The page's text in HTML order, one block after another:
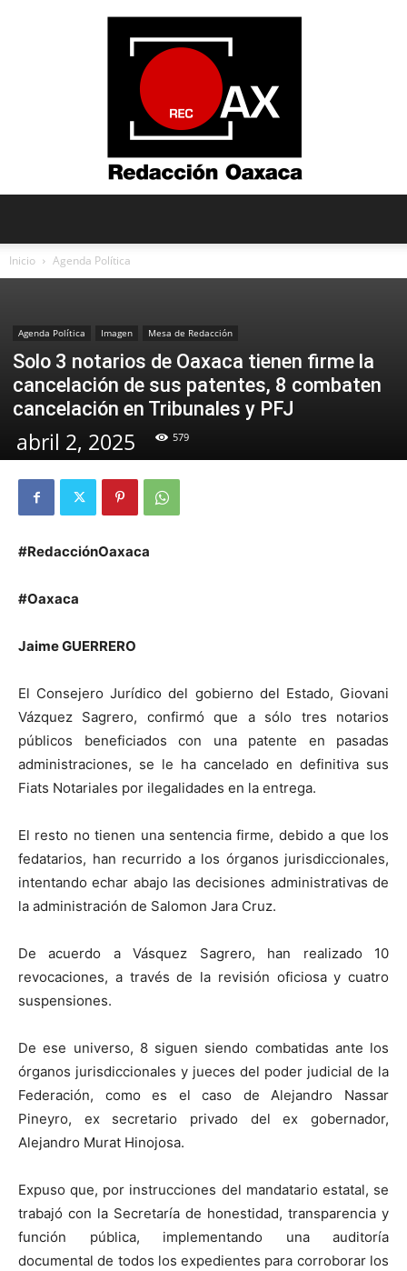
Inicio Agenda Política
Agenda Política Imagen Mesa de Redacción
Solo 3 notarios de Oaxaca tienen firme la
cancelación de sus patentes, 8 combaten
cancelación en Tribunales y PFJ
abril 2, 2025 579
#RedacciónOaxaca
#Oaxaca
Jaime GUERRERO
El Consejero Jurídico del gobierno del Estado, Giovani
Vázquez Sagrero, confirmó que a sólo tres notarios
públicos beneficiados con una patente en pasadas
administraciones, se le ha cancelado en definitiva sus
Fiats Notariales por ilegalidades en la entrega.
El resto no tienen una sentencia firme, debido a que los
fedatarios, han recurrido a los órganos jurisdiccionales,
intentando echar abajo las decisiones administrativas de
la administración de Salomon Jara Cruz.
De acuerdo a Vásquez Sagrero, han realizado 10
revocaciones, a través de la revisión oficiosa y cuatro
suspensiones.
De ese universo, 8 siguen siendo combatidas ante los
órganos jurisdiccionales y jueces del poder judicial de la
Federación, como es el caso de Alejandro Nassar
Pineyro, ex secretario privado del ex gobernador,
Alejandro Murat Hinojosa.
Expuso que, por instrucciones del mandatario estatal, se
trabajó con la Secretaría de honestidad, transparencia y
función pública, implementando una auditoría
documental de todos los expedientes para corroborar los